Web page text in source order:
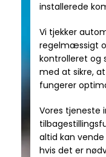
installerede
Vi tjekker
regelmæssigt
kontrolleret og
med at sikre,
fungerer
Vores tjeneste
altid kan
hvis det er